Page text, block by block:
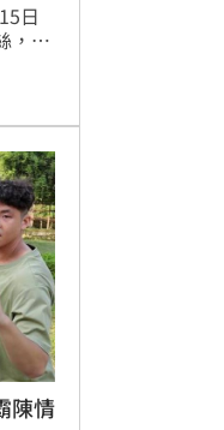
日
，同
憲
幽默
」。
陳情